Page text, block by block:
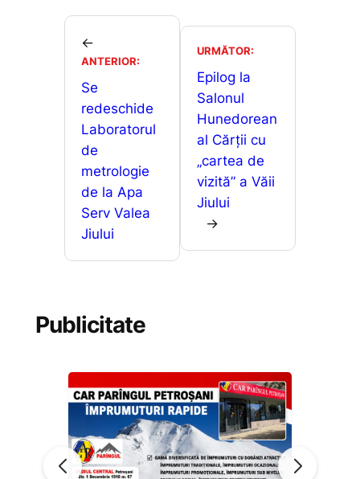
e
o
k
l
A
p
p
e
er
ta
a
z
ă
←
ANTERIOR:
Se
redeschide
Laboratorul
de
metrologie
de la Apa
Serv Valea
Jiului
URMĂTOR:
Epilog la
Salonul
Hunedorean
al Cărții cu
„cartea de
vizită” a Văii
Jiului
→
Publicitate